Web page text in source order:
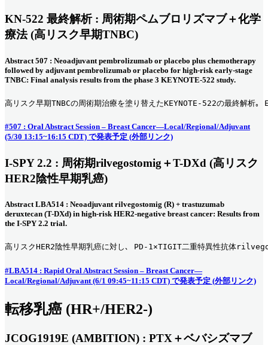
KN-522 最終解析 : 周術期ペムブロリズマブ＋化学
療法 (高リスク早期TNBC)
Abstract 507 : Neoadjuvant pembrolizumab or placebo plus chemotherapy
followed by adjuvant pembrolizumab or placebo for high-risk early-stage
TNBC: Final analysis results from the phase 3 KEYNOTE-522 study.
高リスク早期TNBCの周術期治療を塗り替えたKEYNOTE-522の最終解
#507 : Oral Abstract Session – Breast Cancer—Local/Regional/Adjuvant
(5/30 13:15~16:15 CDT) で発表予定 (外部リンク)
I-SPY 2.2 : 周術期rilvegostomig＋T-DXd (高リスク
HER2陰性早期乳癌)
Abstract LBA514 : Neoadjuvant rilvegostomig (R) + trastuzumab
deruxtecan (T-DXd) in high-risk HER2-negative breast cancer: Results from
the I-SPY 2.2 trial.
高リスクHER2陰性早期乳癌に対し､ PD-1×TIGIT二重特異性抗体
#LBA514 : Rapid Oral Abstract Session – Breast Cancer—
Local/Regional/Adjuvant (6/1 09:45~11:15 CDT) で発表予定 (外部リンク)
転移乳癌 (HR+/HER2-)
JCOG1919E (AMBITION) : PTX＋ベバシズマブ